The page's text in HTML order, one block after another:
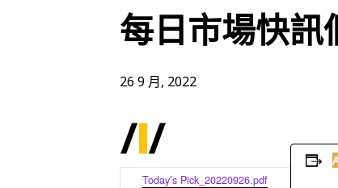
每日市場快
26 9 月, 2022
Today’s Pick_20220926.pdf